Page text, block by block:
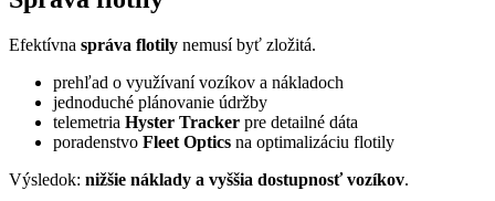
Efektívna správa flotily nemusí byť zložitá.
prehľad o využívaní vozíkov a nákladoch
jednoduché plánovanie údržby
telemetria Hyster Tracker pre detailné dáta
poradenstvo Fleet Optics na optimalizáciu flotily
Výsledok: nižšie náklady a vyššia dostupnosť vozíkov.